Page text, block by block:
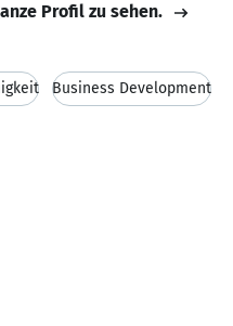
Profil zu sehen.
Business Development